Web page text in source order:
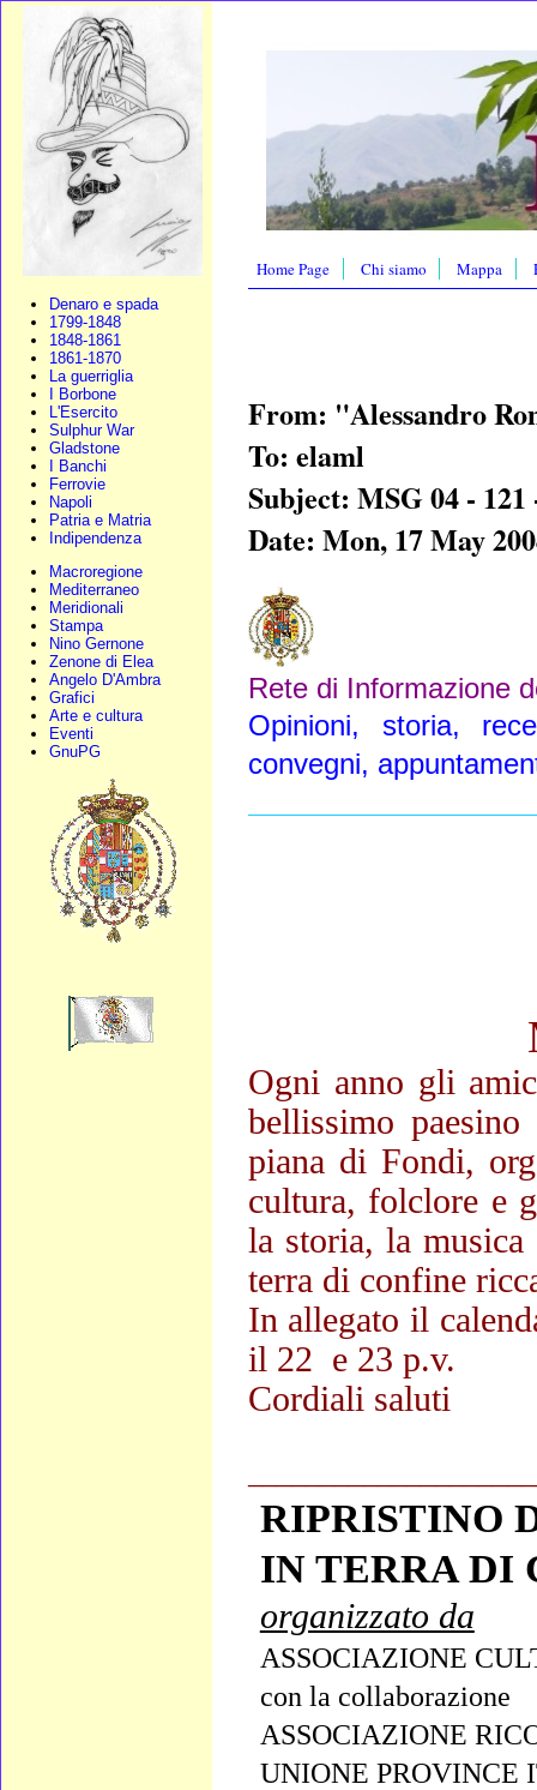
Denaro e spada
1799-1848
1848-1861
1861-1870
La guerriglia
I Borbone
L'Esercito
Sulphur War
Gladstone
I Banchi
Ferrovie
Napoli
Patria e Matria
Indipendenza
Macroregione
Mediterraneo
Meridionali
Stampa
Nino Gernone
Zenone di Elea
Angelo D'Ambra
Grafici
Arte e cultura
Eventi
GnuPG
Home Page Chi siamo Mappa
From: "Alessandro
To: elaml
Subject: MSG 04 -
Date: Mon, 17 May
Rete di Informazione
Opinioni, storia,
convegni,
Ogni anno gli
bellissimo
piana di Fondi,
cultura, folclore e
la storia, la
terra di confine
In allegato il
il 22 e 23 p.v.
Cordiali saluti
RIPRISTINO
IN TERRA DI
organizzato da
ASSOCIAZIONE
con la collaborazione
ASSOCIAZIONE
UNIONE